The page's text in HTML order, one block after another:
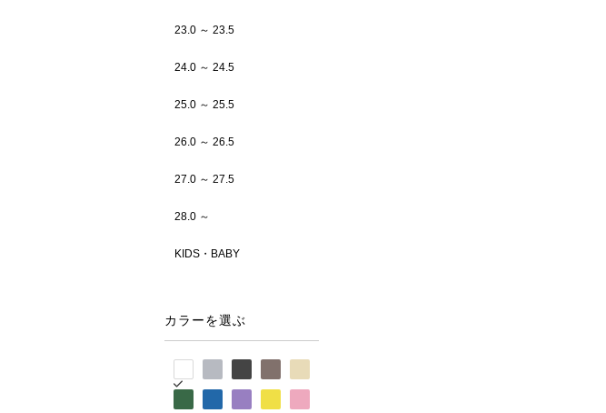
23.0 ～ 23.5
24.0 ～ 24.5
25.0 ～ 25.5
26.0 ～ 26.5
27.0 ～ 27.5
28.0 ～
KIDS・BABY
カラーを選ぶ